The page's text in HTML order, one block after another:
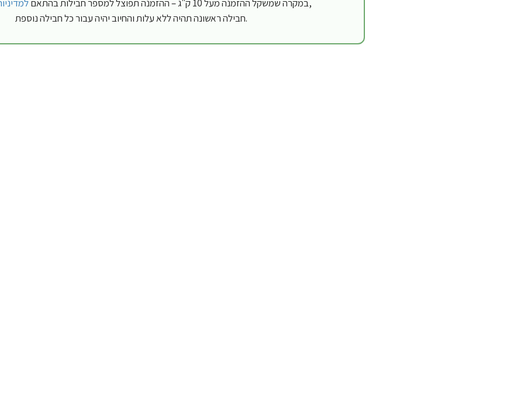
* במקרה שמשקל ההזמנה מעל 10 ק"ג – ההזמנה תפוצל למספר חבילות בהתאם,
חבילה ראשונה תהיה ללא עלות והחיוב יהיה עבור כל חבילה נוספת.